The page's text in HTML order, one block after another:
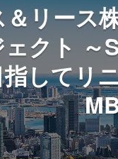
リース
クト ～
してリ